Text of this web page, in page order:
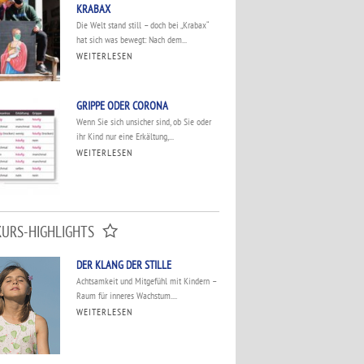
KRABAX
Die Welt stand still – doch bei „Krabax“
hat sich was bewegt: Nach dem...
WEITERLESEN
GRIPPE ODER CORONA
Wenn Sie sich unsicher sind, ob Sie oder
ihr Kind nur eine Erkältung,...
WEITERLESEN
HIGHLIGHTS
DER KLANG DER STILLE
Achtsamkeit und Mitgefühl mit Kindern –
Raum für inneres Wachstum....
WEITERLESEN